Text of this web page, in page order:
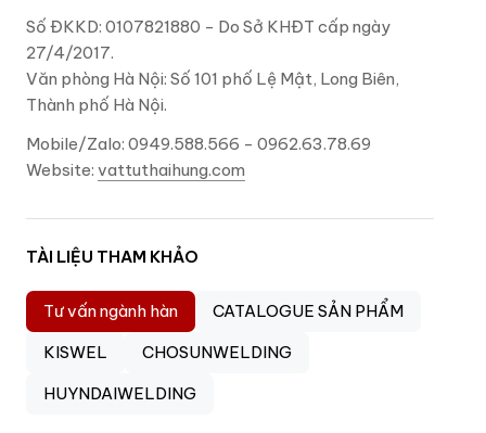
Số ĐKKD: 0107821880 - Do Sở KHĐT cấp ngày
27/4/2017.
Văn phòng Hà Nội: Số 101 phố Lệ Mật, Long Biên,
Thành phố Hà Nội.
Mobile/Zalo: 0949.588.566 - 0962.63.78.69
Website: vattuthaihung.com
TÀI LIỆU THAM KHẢO
Tư vấn ngành hàn
CATALOGUE SẢN PHẨM
KISWEL
CHOSUNWELDING
HUYNDAIWELDING